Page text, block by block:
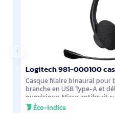
Casque filaire binaural pour
branche en USB Type-A et
numérique. Micro antibruit
échanges nets, commandes
Éco-indice